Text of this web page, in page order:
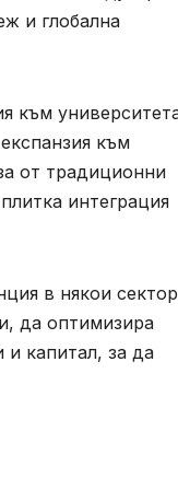
и глобална
към
към
от традиционни
интеграция
в някои
да оптимизира
и капитал, за да